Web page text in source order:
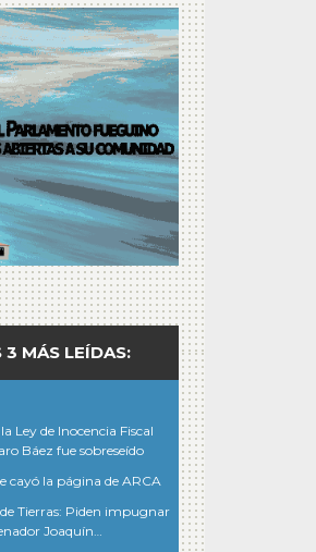
3 MÁS LEÍDAS:
Ley de Inocencia Fiscal
Báez fue sobreseído
cayó la página de ARCA
Tierras: Piden impugnar
Joaquín…